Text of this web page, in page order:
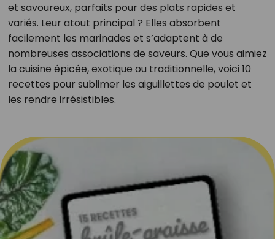
et savoureux, parfaits pour des plats rapides et
variés. Leur atout principal ? Elles absorbent
facilement les marinades et s’adaptent à de
nombreuses associations de saveurs. Que vous aimiez
la cuisine épicée, exotique ou traditionnelle, voici 10
recettes pour sublimer les aiguillettes de poulet et
les rendre irrésistibles.